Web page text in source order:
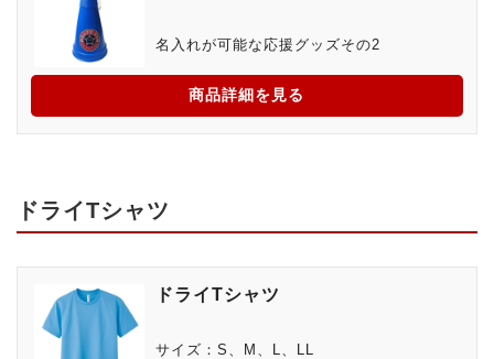
名入れが可能な応援グッズその2
商品詳細を見る
ドライTシャツ
ドライTシャツ
サイズ：S、M、L、LL